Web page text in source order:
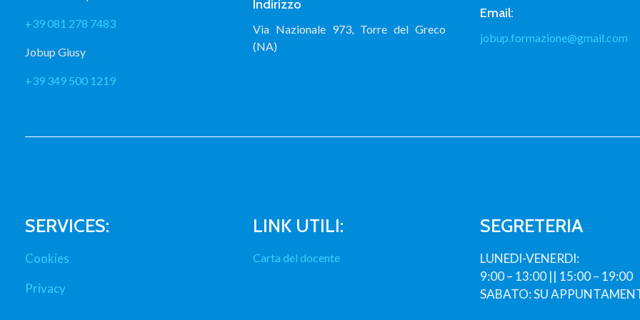
+39 081 278 7483
Jobup Giusy
+39 349 500 1219
Indirizzo
Via Nazionale 973, Torre del Greco
(NA)
Email:
jobup.formazione@gmail.com
SERVICES:
Cookies
Privacy
LINK UTILI:
Carta del docente
SEGRETERIA
LUNEDI-VENERDI:
9:00 – 13:00 || 15:00 – 19:00
SABATO: SU